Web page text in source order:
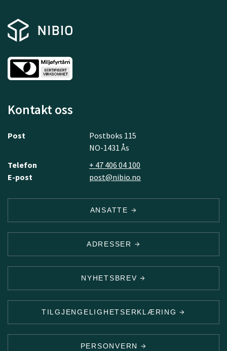
Kontakt oss
Post
Postboks 115
NO-1431 Ås
Telefon
+ 47 406 04 100
E-post
post@nibio.no
ANSATTE
ADRESSER
NYHETSBREV
TILGJENGELIGHETSERKLÆRING
PERSONVERN